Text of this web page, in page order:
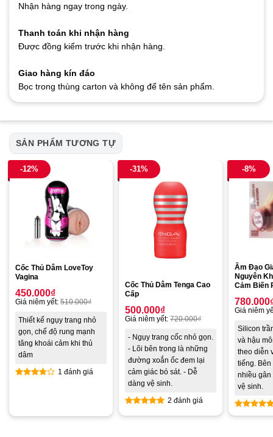
Nhận hàng ngay trong ngày.
Thanh toán khi nhận hàng
Được đồng kiểm trước khi nhận hàng.
Giao hàng kín đáo
Bọc trong thùng carton và không để tên sản phẩm.
SẢN PHẨM TƯƠNG TỰ
-12%
Cốc Thủ Dâm LoveToy
Vagina
3.005
450.000₫
Giá niêm yết: 510.000₫
Thiết kế ngụy trang nhỏ
gọn, chế độ rung mạnh
tăng khoái cảm khi thủ
dâm
1 đánh giá
-31%
Cốc Thủ Dâm Tenga Cao
Cấp
Được xếp
500.000₫
Giá niêm yết: 720.000₫
- Ngụy trang cốc nhỏ gọn.
- Lõi bên trong là những
đường xoắn ốc đem lại
cảm giác bó sát. - Dễ
dàng vệ sinh.
2 đánh giá
-8%
Âm Đạo
Nguyên
Cảm Biến
Được
780.000
Giá niêm
Silicon
và hậu
theo diễn
tiếng. Bên
nhiều gân
vệ sinh.